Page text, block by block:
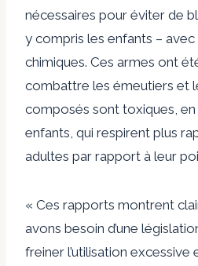
nécessaires pour éviter de
y compris les enfants –
chimiques. Ces armes ont
combattre les émeutiers et
composés sont toxiques,
enfants, qui respirent plus
adultes par rapport à leur
« Ces rapports montrent
avons besoin d’une
freiner l’utilisation excessive